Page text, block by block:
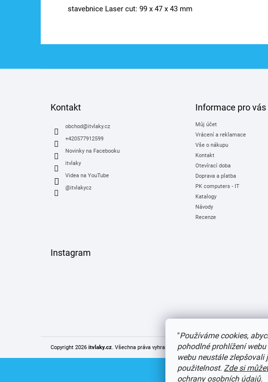
"Používáme cookies,
pohodlné prohlížení
webu neustále zlepšovali
použitelnost. Zde si
ochrany osobních údajů.
stavebnice Laser cut: 99 x 47 x 43 mm
Kontakt
obchod@itvlaky.cz
+420577912599
Novinky na Facebooku
itvlaky
Videa na YouTube
@itvlakycz
Informace pro vás
Můj účet
Vrácení a reklamace
Vše o nákupu
Kontakt
Otevírací doba
Doprava a platba
PK computers - IT
Katalogy
Návody
Recenze
Instagram
Copyright 2026 itvlaky.cz. Všechna práva vyhrazena.Upravit nastavení cookies